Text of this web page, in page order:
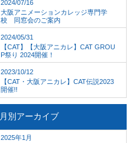
2024/07/16
大阪アニメーションカレッジ専門学
校 同窓会のご案内
2024/05/31
【CAT】【大阪アニカレ】CAT GROU
P祭り 2024開催！
2023/10/12
【CAT・大阪アニカレ】CAT伝説2023
開催!!
月別アーカイブ
2025年1月